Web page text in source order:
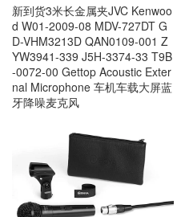
新到货3米长金属夹JVC Kenwoo
d W01-2009-08 MDV-727DT G
D-VHM3213D QAN0109-001 Z
YW3941-339 J5H-3374-33 T9B
-0072-00 Gettop Acoustic Exter
nal Microphone 车机车载大屏蓝
牙降噪麦克风